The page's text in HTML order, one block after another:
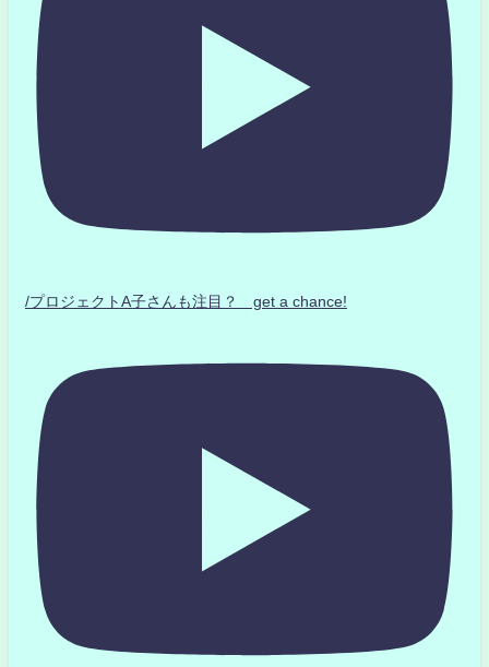
/プロジェクトA子さんも注目？ get a chance!